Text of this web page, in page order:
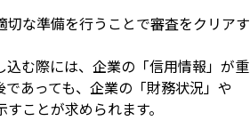
切な準備を行うことで審査をクリアす
込む際には、企業の「信用情報」が重
あっても、企業の「財務状況」や
すことが求められます。